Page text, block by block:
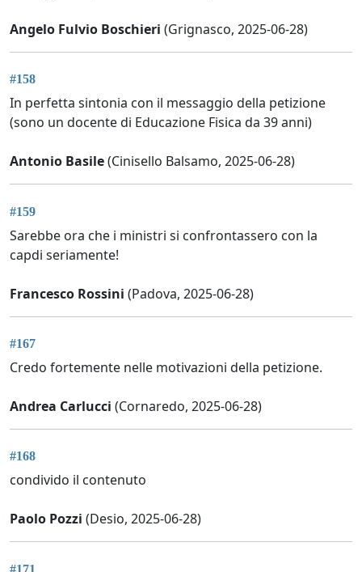
Angelo Fulvio Boschieri (Grignasco, 2025-06-28)
#158
In perfetta sintonia con il messaggio della petizione
(sono un docente di Educazione Fisica da 39 anni)
Antonio Basile(Cinisello Balsamo, 2025-06-28)
#159
Sarebbe ora che i ministri si confrontassero con la
capdi seriamente!
Francesco Rossini (Padova, 2025-06-28)
#167
Credo fortemente nelle motivazioni della petizione.
Andrea Carlucci (Cornaredo, 2025-06-28)
#168
condivido il contenuto
Paolo Pozzi (Desio, 2025-06-28)
#171